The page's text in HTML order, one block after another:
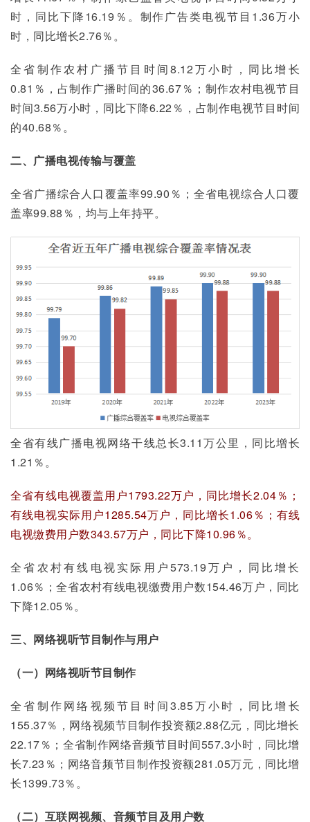
时，同比下降16.19％。制作广告类电视节目1.36万小
时，同比增长2.76％。
全省制作农村广播节目时间8.12万小时，同比增长
0.81％，占制作广播时间的36.67％；制作农村电视节目
时间3.56万小时，同比下降6.22％，占制作电视节目时间
的40.68％。
二、广播电视传输与覆盖
全省广播综合人口覆盖率99.90％；全省电视综合人口覆
盖率99.88％，均与上年持平。
全省有线广播电视网络干线总长3.11万公里，同比增长
1.21％。
全省有线电视覆盖用户1793.22万户，同比增长2.04％；
有线电视实际用户1285.54万户，同比增长1.06％；有线
电视缴费用户数343.57万户，同比下降10.96％。
全省农村有线电视实际用户573.19万户，同比增长
1.06％；全省农村有线电视缴费用户数154.46万户，同比
下降12.05％。
三、网络视听节目制作与用户
（一）网络视听节目制作
全省制作网络视频节目时间3.85万小时，同比增长
155.37％，网络视频节目制作投资额2.88亿元，同比增长
22.17％；全省制作网络音频节目时间557.3小时，同比增
长7.23％；网络音频节目制作投资额281.05万元，同比增
长1399.73％。
（二）互联网视频、音频节目及用户数